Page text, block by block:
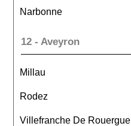
Narbonne
12 - Aveyron
Millau
Rodez
Villefranche De Rouergue